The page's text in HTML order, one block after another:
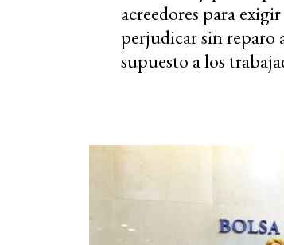
acreedores para
perjudicar sin reparo
supuesto a los